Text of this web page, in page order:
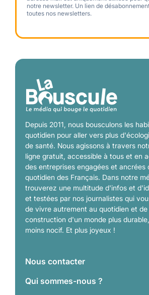
notre newsletter. Un lien de
toutes nos newsletters.
Depuis 2011, nous bousculons les
quotidien pour aller vers plus
de santé. Nous agissons à travers
ligne gratuit, accessible à tous et en
des entreprises engagées et ancrées
quotidien des Français. Dans notre
trouverez une multitude d'infos et
et testées par nos journalistes qui
de vivre autrement au quotidien et
construction d'un monde plus
moins nocif. Et plus joyeux !
Nous contacter
Qui sommes-nous ?